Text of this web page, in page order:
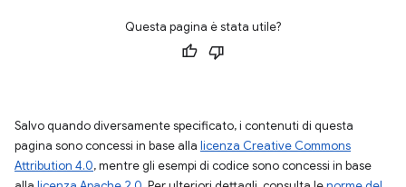
Questa pagina è stata utile?
Salvo quando diversamente specificato, i contenuti di questa
pagina sono concessi in base alla licenza Creative Commons
Attribution 4.0, mentre gli esempi di codice sono concessi in base